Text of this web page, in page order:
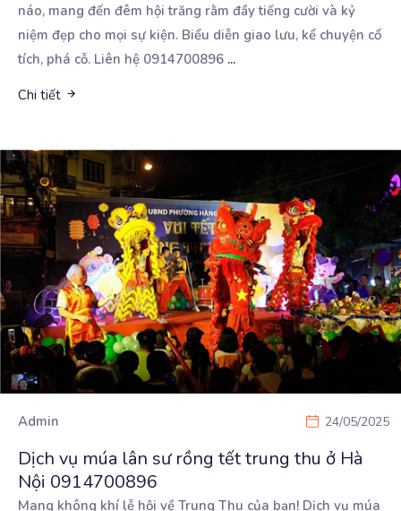
náo, mang đến đêm hội trăng rằm đầy tiếng cười và kỷ
niệm đẹp cho mọi sự kiện. Biểu diễn giao lưu, kể chuyện cổ
tích, phá cỗ. Liên hệ 0914700896 ...
Chi tiết
Admin 24/05/2025
Dịch vụ múa lân sư rồng tết trung thu ở Hà
Nội 0914700896
Mang không khí lễ hội về Trung Thu của bạn! Dịch vụ múa